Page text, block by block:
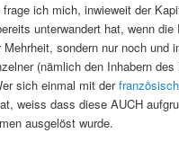
ich mich, inwieweit der
unterwandert hat, wenn
Mehrheit, sondern nur noch und
(nämlich den Inhabern
sich einmal mit der
weiss dass diese AUCH
ausgelöst wurde.